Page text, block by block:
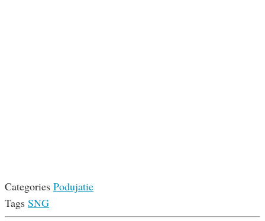
Categories Podujatie
Tags SNG